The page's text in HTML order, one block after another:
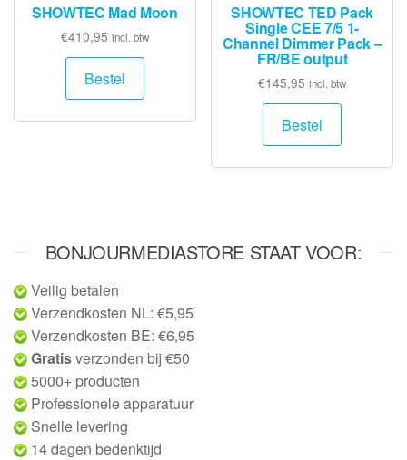
SHOWTEC Mad Moon
€410,95 incl. btw
Bestel
SHOWTEC TED Pack
Single CEE 7/5 1-
Channel Dimmer Pack –
FR/BE output
€145,95 incl. btw
Bestel
BONJOURMEDIASTORE STAAT VOOR:
Veilig betalen
Verzendkosten NL: €5,95
Verzendkosten BE: €6,95
Gratisverzonden bij €50
5000+ producten
Professionele apparatuur
Snelle levering
14 dagen bedenktijd